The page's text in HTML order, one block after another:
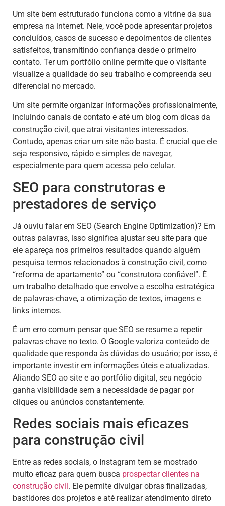
Um site bem estruturado funciona como a vitrine da sua
empresa na internet. Nele, você pode apresentar projetos
concluídos, casos de sucesso e depoimentos de clientes
satisfeitos, transmitindo confiança desde o primeiro
contato. Ter um portfólio online permite que o visitante
visualize a qualidade do seu trabalho e compreenda seu
diferencial no mercado.
Um site permite organizar informações profissionalmente,
incluindo canais de contato e até um blog com dicas da
construção civil, que atrai visitantes interessados.
Contudo, apenas criar um site não basta. É crucial que ele
seja responsivo, rápido e simples de navegar,
especialmente para quem acessa pelo celular.
SEO para construtoras e
prestadores de serviço
Já ouviu falar em SEO (Search Engine Optimization)? Em
outras palavras, isso significa ajustar seu site para que
ele apareça nos primeiros resultados quando alguém
pesquisa termos relacionados à construção civil, como
“reforma de apartamento” ou “construtora confiável”. É
um trabalho detalhado que envolve a escolha estratégica
de palavras-chave, a otimização de textos, imagens e
links internos.
É um erro comum pensar que SEO se resume a repetir
palavras-chave no texto. O Google valoriza conteúdo de
qualidade que responda às dúvidas do usuário; por isso, é
importante investir em informações úteis e atualizadas.
Aliando SEO ao site e ao portfólio digital, seu negócio
ganha visibilidade sem a necessidade de pagar por
cliques ou anúncios constantemente.
Redes sociais mais eficazes
para construção civil
Entre as redes sociais, o Instagram tem se mostrado
muito eficaz para quem busca prospectar clientes na
construção civil . Ele permite divulgar obras finalizadas,
bastidores dos projetos e até realizar atendimento direto